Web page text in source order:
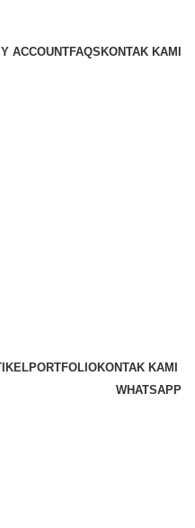
ACCOUNTFAQS KONTAK KAMI
PORTFOLIOKONTAK KAMI
WHATSAPP